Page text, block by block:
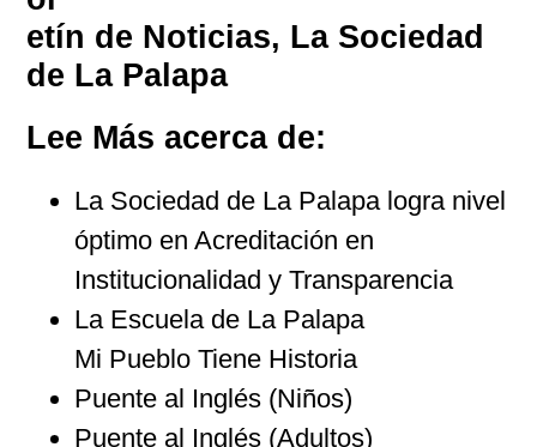
etín de Noticias, La Sociedad
de La Palapa
Lee Más acerca de:
La Sociedad de La Palapa logra nivel
óptimo en Acreditación en
Institucionalidad y Transparencia
La Escuela de La Palapa
Mi Pueblo Tiene Historia
Puente al Inglés (Niños)
Puente al Inglés (Adultos)